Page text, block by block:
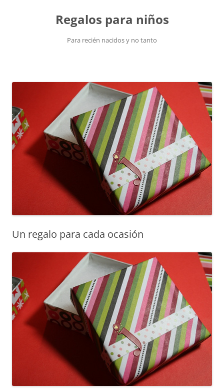
Regalos para niños
Para recién nacidos y no tanto
Un regalo para cada ocasión